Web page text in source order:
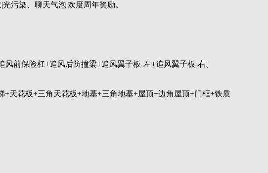
污染、聊天气泡|欢度周年奖励。
前保险杠+追风后防撞梁+追风翼子板-左+追风翼子板-右。
+天花板+三角天花板+地基+三角地基+屋顶+边角屋顶+门框+铁质